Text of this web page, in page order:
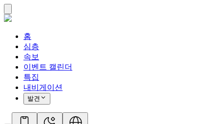
홈
심층
속보
이벤트 캘린더
특집
내비게이션
발견